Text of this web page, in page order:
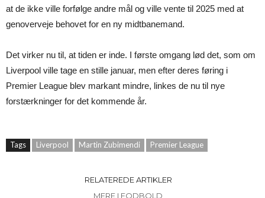
at de ikke ville forfølge andre mål og ville vente til 2025 med at
genoverveje behovet for en ny midtbanemand.
Det virker nu til, at tiden er inde. I første omgang lød det, som om
Liverpool ville tage en stille januar, men efter deres føring i
Premier League blev markant mindre, linkes de nu til nye
forstærkninger for det kommende år.
Tags Liverpool Martin Zubimendi Premier League
RELATEREDE ARTIKLER
MERE I FODBOLD